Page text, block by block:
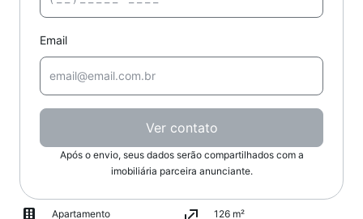
Email
Ver contato
Após o envio, seus dados serão compartilhados com a
imobiliária parceira anunciante.
Apartamento
126 m²